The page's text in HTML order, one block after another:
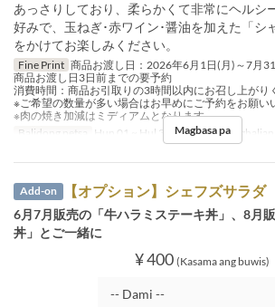
あっさりしており、柔らかくて非常にヘルシ
好みで、玉ねぎ･赤ワイン･醤油を加えた「シ
をかけてお楽しみください。
Fine Print 商品お渡し日：2026年6月1日(月)～7月
商品お渡し日3日前までの要予約
消費時間：商品お引取りの3時間以内にお召し上がり
※ご希望の数量が多い場合はお早めにご予約をお願い
※肉の焼き加減はミディアムとなります。
Balidong petsa
Hun 01 ~ Hul 31 Pagkain
Magbasa pa
Add-on 【オプション】シェフズサラダ
6月7月販売の「牛ハラミステーキ丼」、8月
丼」とご一緒に
¥ 400 (Kasama ang buwis)